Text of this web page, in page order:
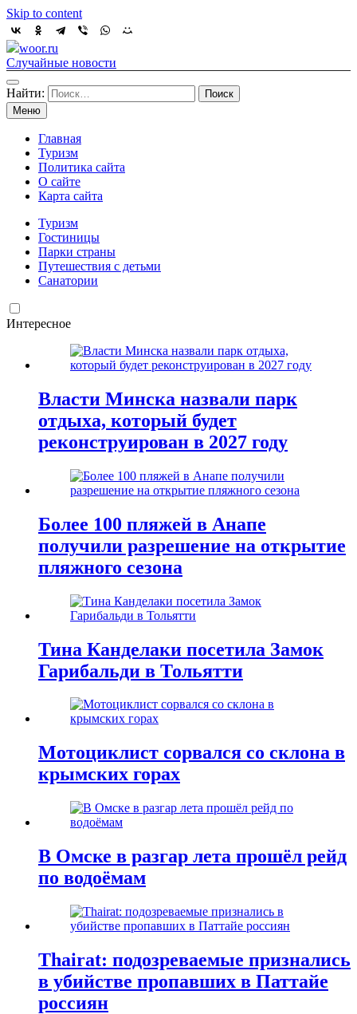
Skip to content
woor.ru
Случайные новости
Найти:
Меню
Главная
Туризм
Политика сайта
О сайте
Карта сайта
Туризм
Гостиницы
Парки страны
Путешествия с детьми
Санатории
Интересное
Власти Минска назвали парк
отдыха, который будет
реконструирован в 2027 году
Более 100 пляжей в Анапе
получили разрешение на открытие
пляжного сезона
Тина Канделаки посетила Замок
Гарибальди в Тольятти
Мотоциклист сорвался со склона в
крымских горах
В Омске в разгар лета прошёл рейд
по водоёмам
Thairat: подозреваемые признались
в убийстве пропавших в Паттайе
россиян